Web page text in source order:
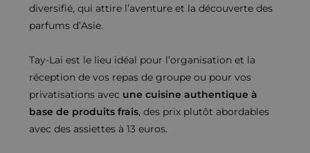
diversifié, qui attire l’aventure et la découverte des
parfums d’Asie.
Tay-Lai est le lieu idéal pour l’organisation et la
réception de vos repas de groupe ou pour vos
privatisations avec une cuisine authentique à
base de produits frais, des prix plutôt abordables
avec des assiettes à 13 euros.